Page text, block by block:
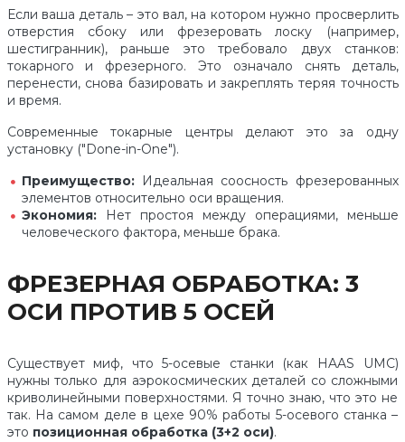
Если ваша деталь – это вал, на котором нужно просверлить
отверстия сбоку или фрезеровать лоску (например,
шестигранник), раньше это требовало двух станков:
токарного и фрезерного. Это означало снять деталь,
перенести, снова базировать и закреплять теряя точность
и время.
Современные токарные центры делают это за одну
установку ("Done-in-One").
Преимущество:Идеальная соосность фрезерованных
элементов относительно оси вращения.
Экономия:Нет простоя между операциями, меньше
человеческого фактора, меньше брака.
ФРЕЗЕРНАЯ ОБРАБОТКА: 3
ОСИ ПРОТИВ 5 ОСЕЙ
Существует миф, что 5-осевые станки (как HAAS UMC)
нужны только для аэрокосмических деталей со сложными
криволинейными поверхностями. Я точно знаю, что это не
так. На самом деле в цехе 90% работы 5-осевого станка –
это позиционная обработка (3+2 оси).